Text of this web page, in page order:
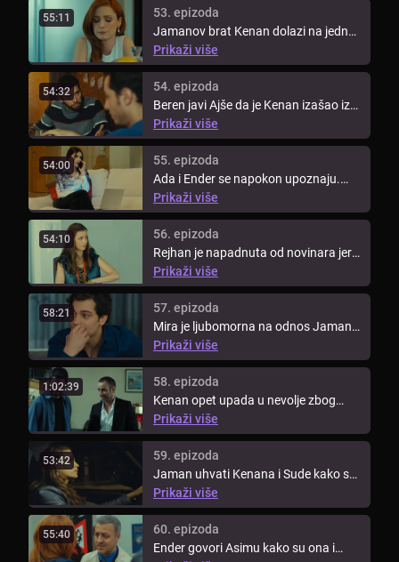
55:11
53. epizoda
Jamanov brat Kenan dolazi na jednu
noć kod Ender i Selima i upoznaje ...
Prikaži više
54:32
54. epizoda
Beren javi Ajše da je Kenan izašao iz
zatvora. Mirina majka ju zamoli ...
Prikaži više
54:00
55. epizoda
Ada i Ender se napokon upoznaju.
Mert ne može prešutjeti tu tajnu.
Prikaži više
54:10
56. epizoda
Rejhan je napadnuta od novinara jer
se saznalo da ima tajno dijete s ...
Prikaži više
58:21
57. epizoda
Mira je ljubomorna na odnos Jamana
i Ade. Ender potajno odnosi Adinu ...
Prikaži više
1:02:39
58. epizoda
Kenan opet upada u nevolje zbog
dugova. Mira i Jaman pokušavaju ...
Prikaži više
53:42
59. epizoda
Jaman uhvati Kenana i Sude kako su
se našli i potajno se ljube, hoće ...
Prikaži više
55:40
60. epizoda
Ender govori Asimu kako su ona i